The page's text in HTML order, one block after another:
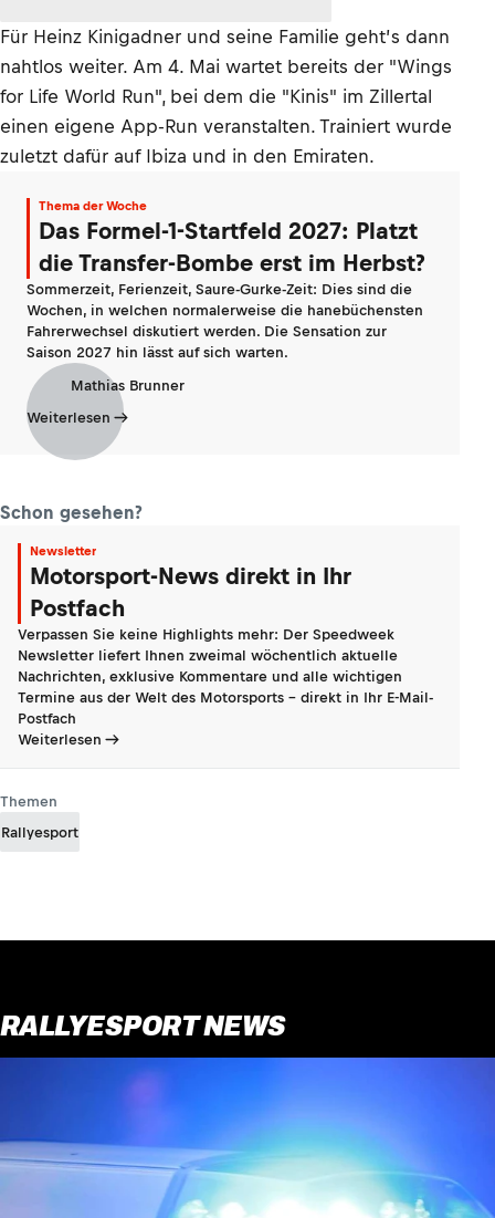
Für Heinz Kinigadner und seine Familie geht’s dann
nahtlos weiter. Am 4. Mai wartet bereits der "Wings
for Life World Run", bei dem die "Kinis" im Zillertal
einen eigene App-Run veranstalten. Trainiert wurde
zuletzt dafür auf Ibiza und in den Emiraten.
Thema der Woche
Das Formel-1-Startfeld 2027: Platzt
die Transfer-Bombe erst im Herbst?
Sommerzeit, Ferienzeit, Saure-Gurke-Zeit: Dies sind die
Wochen, in welchen normalerweise die hanebüchensten
Fahrerwechsel diskutiert werden. Die Sensation zur
Saison 2027 hin lässt auf sich warten.
Mathias Brunner
Weiterlesen
Schon gesehen?
Newsletter
Motorsport-News direkt in Ihr
Postfach
Verpassen Sie keine Highlights mehr: Der Speedweek
Newsletter liefert Ihnen zweimal wöchentlich aktuelle
Nachrichten, exklusive Kommentare und alle wichtigen
Termine aus der Welt des Motorsports - direkt in Ihr E-Mail-
Postfach
Weiterlesen
Themen
Rallyesport
RALLYESPORT NEWS